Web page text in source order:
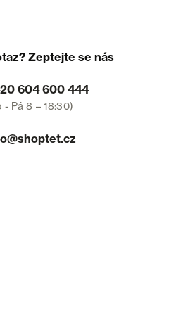
Zeptejte se nás
604 600 444
- Pá 8 – 18:30)